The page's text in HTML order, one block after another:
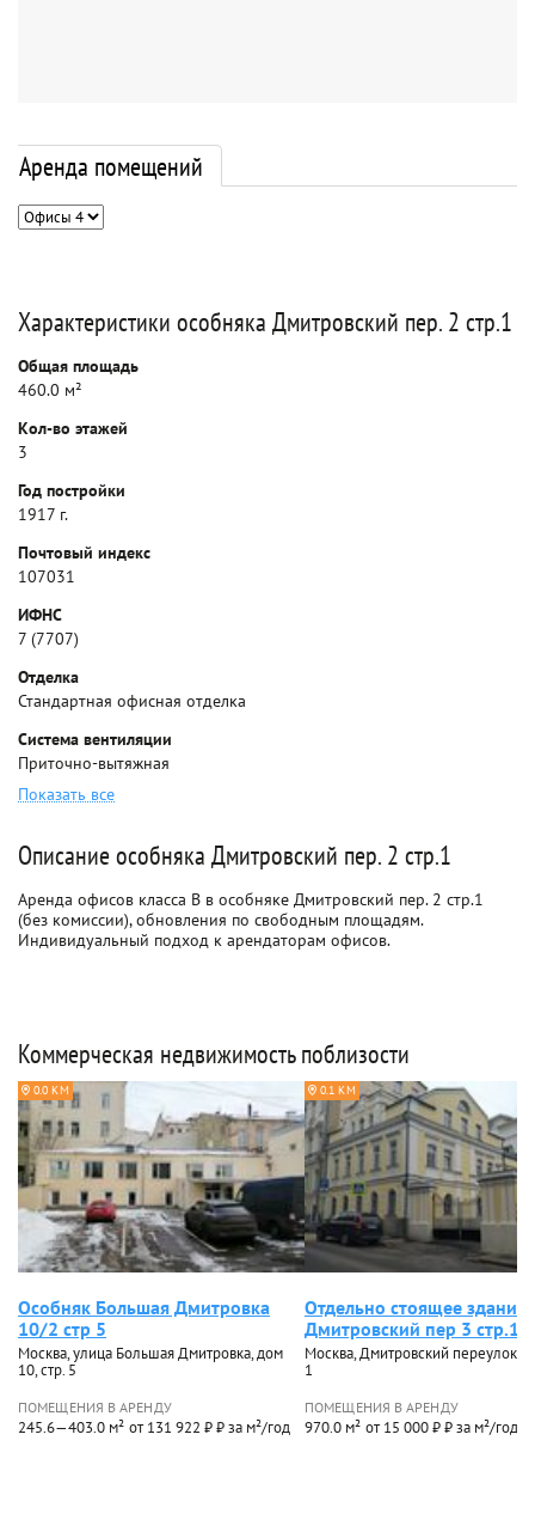
Аренда помещений
Характеристики особняка Дмитровский пер. 2 стр.1
Общая площадь
460.0 м²
Кол-во этажей
3
Год постройки
1917 г.
Почтовый индекс
107031
ИФНС
7 (7707)
Отделка
Стандартная офисная отделка
Система вентиляции
Приточно-вытяжная
Показать все
Описание особняка Дмитровский пер. 2 стр.1
Аренда офисов класса B в особняке Дмитровский пер. 2 стр.1
(без комиссии), обновления по свободным площадям.
Индивидуальный подход к арендаторам офисов.
Коммерческая недвижимость поблизости
0.0 КМ
Особняк Большая Дмитровка
10/2 стр 5
Москва, улица Большая Дмитровка, дом
10, стр. 5
ПОМЕЩЕНИЯ В АРЕНДУ
245.6—403.0 м² от 131 922 ₽ ₽ за м²/год
0.1 КМ
Отдельно стоящее здание
Дмитровский пер 3 стр.1
Москва, Дмитровский переулок,
1
ПОМЕЩЕНИЯ В АРЕНДУ
970.0 м² от 15 000 ₽ ₽ за м²/год